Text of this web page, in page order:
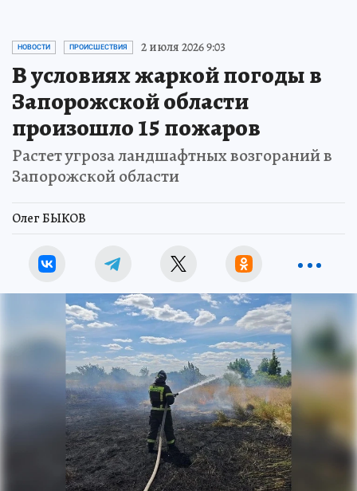
НОВОСТИ ПРОИСШЕСТВИЯ 2 июля 2026 9:03
В условиях жаркой погоды в
Запорожской области
произошло 15 пожаров
Растет угроза ландшафтных возгораний в
Запорожской области
Олег БЫКОВ